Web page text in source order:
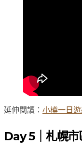
延伸閱讀： 小樽一日
Day 5｜札幌